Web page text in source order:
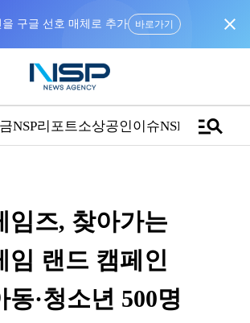
을 구글 선호 매체로 추가 바로가기 close
NSP리포트소상공인이슈NSPTVmanage_search
임즈, 찾아가는
임 랜드 캠페인
·청소년 500명